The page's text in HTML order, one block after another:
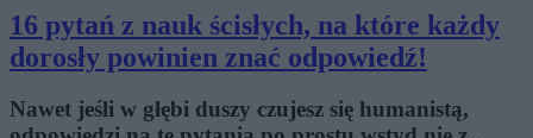
16 pytań z nauk ścisłych, na które każdy
dorosły powinien znać odpowiedź!
Nawet jeśli w głębi duszy czujesz się humanistą,